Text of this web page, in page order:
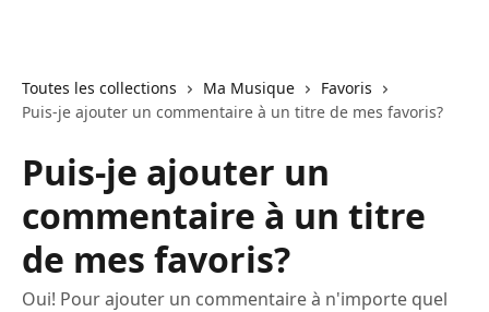
Toutes les collections Ma Musique
Favoris
Puis-je ajouter un commentaire à un titre de mes favoris?
Puis-je ajouter un
commentaire à un titre
de mes favoris?
Oui! Pour ajouter un commentaire à n'importe quel